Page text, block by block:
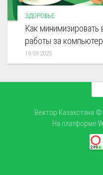
ЗДОРОВЬЕ
Как минимизировать
работы за
19.09.2025
Вектор Казахстана
На платформе